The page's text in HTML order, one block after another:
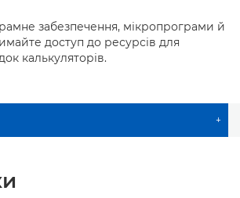
забезпечення, мікропрограми й
доступ до ресурсів для
калькуляторів.
+